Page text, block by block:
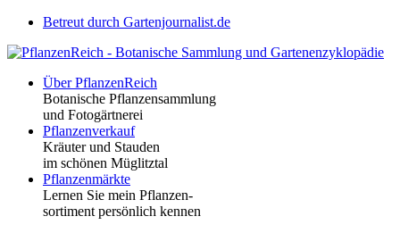
Betreut durch Gartenjournalist.de
Über PflanzenReich
Botanische Pflanzensammlung
und Fotogärtnerei
Pflanzenverkauf
Kräuter und Stauden
im schönen Müglitztal
Pflanzenmärkte
Lernen Sie mein Pflanzen-
sortiment persönlich kennen